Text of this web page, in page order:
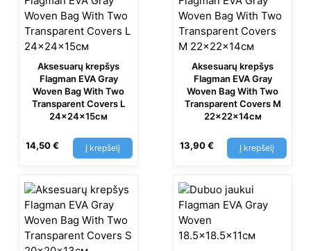
Aksesuarų krepšys
Flagman EVA Gray
Woven Bag With Two
Transparent Covers L
24x24x15см
14,50€ Į krepšelį
Aksesuarų krepšys
Flagman EVA Gray
Woven Bag With Two
Transparent Covers M
22x22x14см
13,90€ Į krepšelį